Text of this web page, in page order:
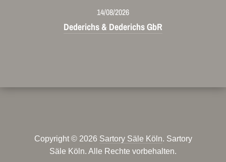
14/08/2026
Dederichs & Dederichs GbR
Copyright © 2026 Sartory Säle Köln. Sartory
Säle Köln. Alle Rechte vorbehalten.